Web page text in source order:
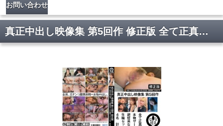
お問い合わせ
真正中出し映像集 第5回作 修正版 全て正真正銘本物ザーメン避妊具なしの生輪セックス4名 計14発